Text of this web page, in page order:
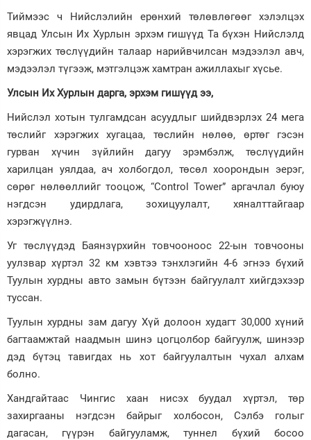
Тиймээс ч Нийслэлийн ерөнхий төлөвлөгөөг хэлэлцэх
явцад Улсын Их Хурлын эрхэм гишүүд Та бүхэн Нийслэлд
хэрэгжих төслүүдийн талаар нарийвчилсан мэдээлэл авч,
мэдээлэл түгээж, мэтгэлцэж хамтран ажиллахыг хүсье.
Улсын Их Хурлын дарга, эрхэм гишүүд ээ,
Нийслэл хотын тулгамдсан асуудлыг шийдвэрлэх 24 мега
төслийг хэрэгжих хугацаа, төслийн нөлөө, өртөг гэсэн
гурван хүчин зүйлийн дагуу эрэмбэлж, төслүүдийн
харилцан уялдаа, ач холбогдол, төсөл хоорондын эерэг,
сөрөг нөлөөллийг тооцож, “Сontrol Tower” аргачлал буюу
нэгдсэн удирдлага, зохицуулалт, хяналттайгаар
хэрэгжүүлнэ.
Уг төслүүдэд Баянзүрхийн товчооноос 22-ын товчооны
уулзвар хүртэл 32 км хэвтээ тэнхлэгийн 4-6 эгнээ бүхий
Туулын хурдны авто замын бүтээн байгуулалт хийгдэхээр
туссан.
Туулын хурдны зам дагуу Хүй долоон худагт 30,000 хүний
багтаамжтай наадмын шинэ цогцолбор байгуулж, шинээр
дэд бүтэц тавигдах нь хот байгуулалтын чухал алхам
болно.
Хандгайтаас Чингис хаан нисэх буудал хүртэл, төр
захиргааны нэгдсэн байрыг холбосон, Сэлбэ голыг
дагасан, гүүрэн байгууламж, туннел бүхий босоо